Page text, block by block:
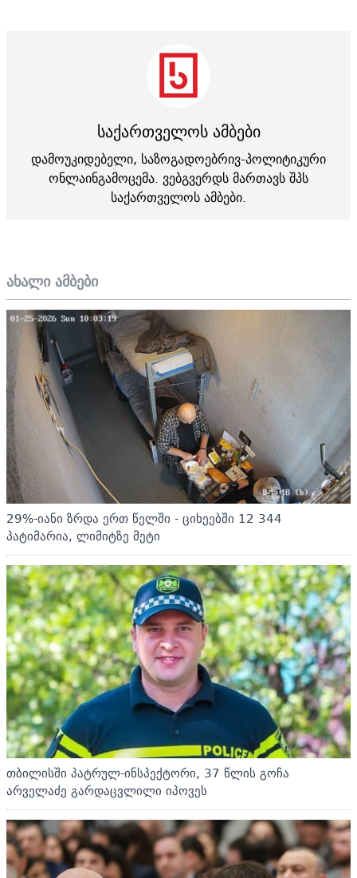
ახალი ამბები
29%-იანი ზრდა ერთ წელში - ციხეებში 12 344
პატიმარია, ლიმიტზე მეტი
თბილისში პატრულ-ინსპექტორი, 37 წლის გოჩა
არველაძე გარდაცვლილი იპოვეს
საქართველოს ამბები
დამოუკიდებელი, საზოგადოებრივ-პოლიტიკური
ონლაინგამოცემა. ვებგვერდს მართავს შპს
საქართველოს ამბები.